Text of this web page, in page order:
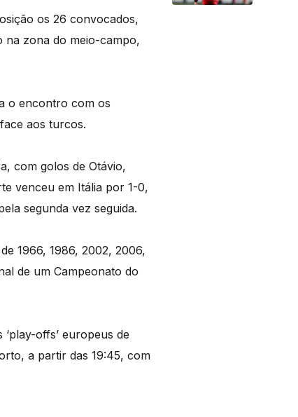
os 26 convocados,
na zona do meio-campo,
o encontro com os
aos turcos.
com golos de Otávio,
venceu em Itália por 1-0,
segunda vez seguida.
1966, 1986, 2002, 2006,
de um Campeonato do
offs’ europeus de
a partir das 19:45, com